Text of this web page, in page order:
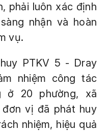
phải luôn xác định
nhận và hoàn
vụ.
PTKV 5 - Dray
nhiệm công tác
ở 20 phường, xã
vị đã phát huy
nhiệm, hiệu quả